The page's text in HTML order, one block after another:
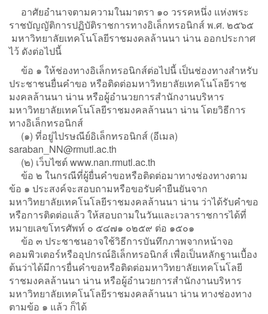
อาศัยอำนาจตามความในมาตรา ๑๐ วรรคหนึ่ง แห่งพระ
ราชบัญญัติการปฏิบัติราชการทางอิเล็กทรอนิกส์ พ.ศ. ๒๕๖๕
มหาวิทยาลัยเทคโนโลยีราชมงคลล้านนา น่าน ออกประกาศ
ไว้ ดังต่อไปนี้
ข้อ ๑ ให้ช่องทางอิเล็กทรอนิกส์ต่อไปนี้ เป็นช่องทางสำหรับ
ประชาชนยื่นคำขอ หรือติดต่อมหาวิทยาลัยเทคโนโลยีราช
มงคลล้านนา น่าน หรือผู้อำนวยการสำนักงานบริหาร
มหาวิทยาลัยเทคโนโลยีราชมงคลล้านนา น่าน โดยวิธีการ
ทางอิเล็กทรอนิกส์
(๑) ที่อยู่ไปรษณีย์อิเล็กทรอนิกส์ (อีเมล)
saraban_NN@rmutl.ac.th
(๒) เว็บไซต์ www.nan.rmutl.ac.th
ข้อ ๒ ในกรณีที่ผู้ยื่นคำขอหรือติดต่อมาทางช่องทางตาม
ข้อ ๑ ประสงค์จะสอบถามหรือขอรับคำยืนยันจาก
มหาวิทยาลัยเทคโนโลยีราชมงคลล้านนา น่าน ว่าได้รับคำขอ
หรือการติดต่อแล้ว ให้สอบถามในวันและเวลาราชการได้ที่
หมายเลขโทรศัพท์ ๐ ๕๔๗๑ ๐๒๕๙ ต่อ ๑๕๐๑
ข้อ ๓ ประชาชนอาจใช้วิธีการบันทึกภาพจากหน้าจอ
คอมพิวเตอร์หรืออุปกรณ์อิเล็กทรอนิกส์ เพื่อเป็นหลักฐานเบื้อง
ต้นว่าได้มีการยื่นคำขอหรือติดต่อมหาวิทยาลัยเทคโนโลยี
ราชมงคลล้านนา น่าน หรือผู้อำนวยการสำนักงานบริหาร
มหาวิทยาลัยเทคโนโลยีราชมงคลล้านนา น่าน ทางช่องทาง
ตามข้อ ๑ แล้ว ก็ได้